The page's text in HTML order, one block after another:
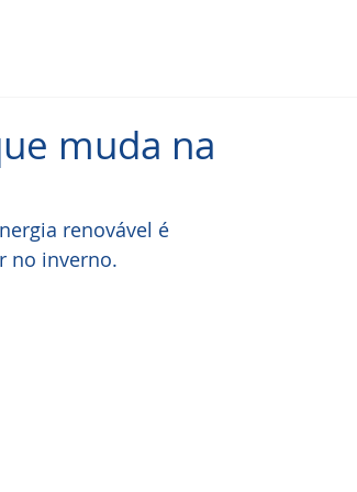
muda na
renovável é
no inverno.